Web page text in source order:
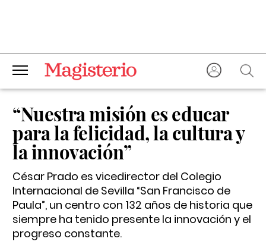
“Nuestra misión es educar
para la felicidad, la cultura y
la innovación”
César Prado es vicedirector del Colegio
Internacional de Sevilla “San Francisco de
Paula”, un centro con 132 años de historia que
siempre ha tenido presente la innovación y el
progreso constante.